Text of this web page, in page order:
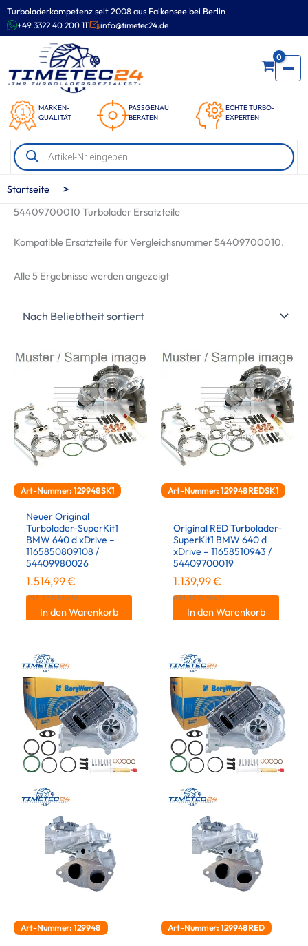
Turboladerkompetenz seit 2008 aus Falkensee bei Berlin
+49 3322 40 200 111 info@timetec24.de
MARKEN-
QUALITÄT
PASSGENAU
BERATEN
ECHTE TURBO-
EXPERTEN
0
Products
search
Zum
Inhalt
springen
Startseite >
54409700010 Turbolader Ersatzteile
Kompatible Ersatzteile für Vergleichsnummer 54409700010.
Alle 5 Ergebnisse werden angezeigtNach
Art-Nummer: 129948SK1
Neuer Original
Turbolader-SuperKit1
BMW 640 d xDrive –
1165850809108 /
54409980026
1.514,99€
inkl. 19 % MwSt.
In den Warenkorb
Art-Nummer: 129948REDSK1
Original RED Turbolader-
SuperKit1 BMW 640 d
xDrive – 11658510943 /
54409700019
1.139,99€
inkl. 19 % MwSt.
In den Warenkorb
Art-Nummer: 129948 Art-Nummer: 129948RED